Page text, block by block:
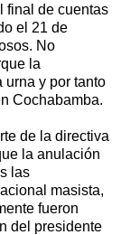
final de cuentas
el 21 de
No
la
y por tanto
Cochabamba.
de la directiva
la anulación
las
masista,
fueron
del presidente